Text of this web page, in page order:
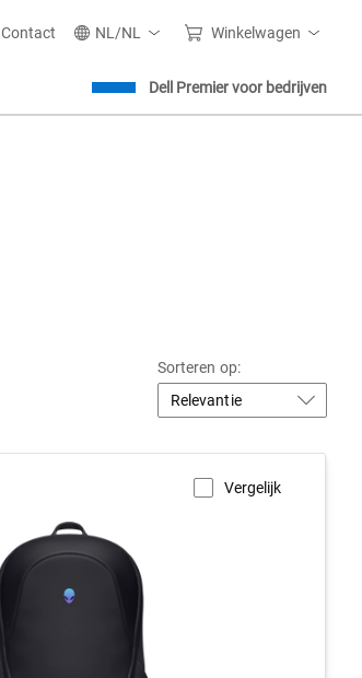
Contact NL/NL Winkelwagen
Dell Premier voor bedrijven
Sorteren op:
Vergelijk